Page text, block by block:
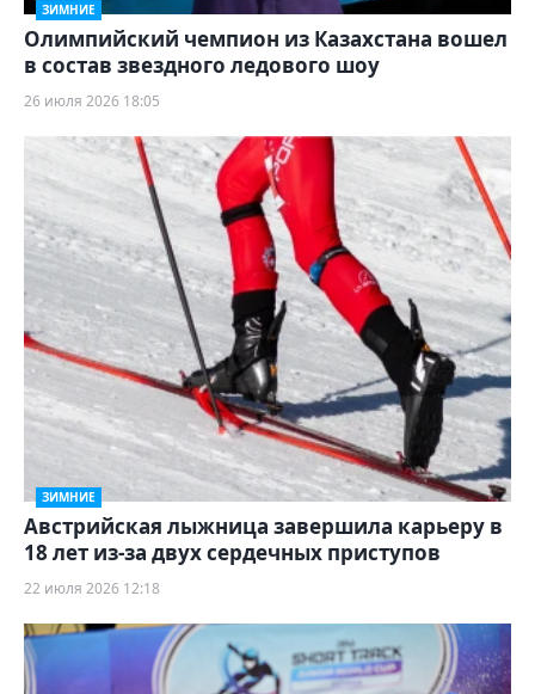
ЗИМНИЕ
Олимпийский чемпион из Казахстана вошел
в состав звездного ледового шоу
26 июля 2026 18:05
ЗИМНИЕ
Австрийская лыжница завершила карьеру в
18 лет из‑за двух сердечных приступов
22 июля 2026 12:18